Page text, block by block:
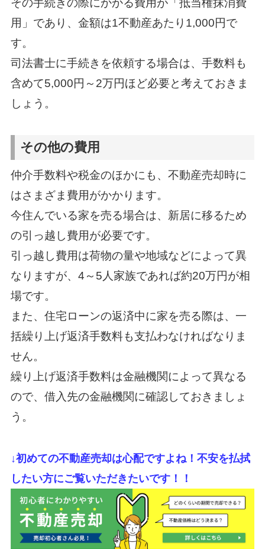
その手続きの際にかかる費用が「抵当権抹消費
用」であり、金額は1不動産あたり1,000円で
す。
司法書士に手続きを依頼する場合は、手数料も
含めて5,000円～2万円ほど必要と考えておきま
しょう。
その他の費用
仲介手数料や税金のほかにも、不動産売却時に
はさまざま費用がかかります。
今住んでいる家を売る場合は、新居に移るため
の引っ越し費用が必要です。
引っ越し費用は荷物の量や地域などによって異
なりますが、4～5人家族であれば約20万円が相
場です。
また、住宅ローンの返済中に家を売る際は、一
括繰り上げ返済手数料も支払わなければなりま
せん。
繰り上げ返済手数料は金融機関によって異なる
ので、借入先の金融機関に確認しておきましょ
う。
↓初めての不動産売却は心配ですよね！不安を払拭
したい方にご覧いただきたいです！！